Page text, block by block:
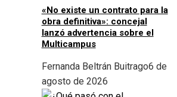
«No existe un contrato para la
obra definitiva»: concejal
lanzó advertencia sobre el
Multicampus
Fernanda Beltrán Buitrago6 de
agosto de 2026